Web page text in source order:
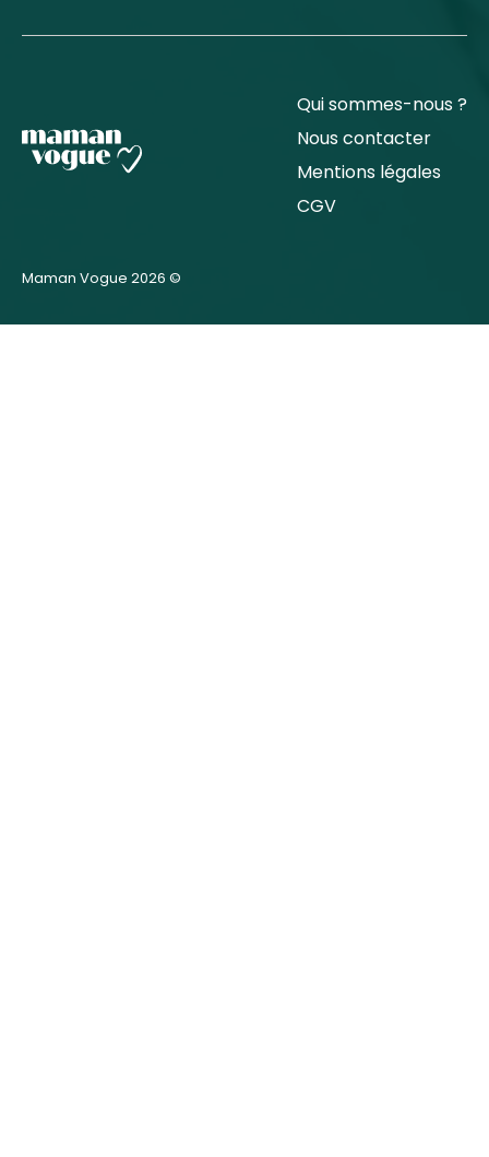
Qui sommes-nous ?
Nous contacter
Mentions légales
CGV
Maman Vogue 2026 ©